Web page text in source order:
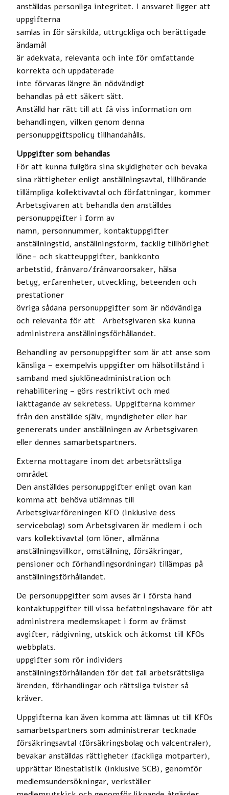
anställdas personliga integritet. I ansvaret ligger att
uppgifterna
samlas in för särskilda, uttryckliga och berättigade
ändamål
är adekvata, relevanta och inte för omfattande
korrekta och uppdaterade
inte förvaras längre än nödvändigt
behandlas på ett säkert sätt.
Anställd har rätt till att få viss information om
behandlingen, vilken genom denna
personuppgiftspolicy tillhandahålls.
Uppgifter som behandlas
För att kunna fullgöra sina skyldigheter och bevaka
sina rättigheter enligt anställningsavtal, tillhörande
tillämpliga kollektivavtal och författningar, kommer
Arbetsgivaren att behandla den anställdes
personuppgifter i form av
namn, personnummer, kontaktuppgifter
anställningstid, anställningsform, facklig tillhörighet
löne- och skatteuppgifter, bankkonto
arbetstid, frånvaro/frånvaroorsaker, hälsa
betyg, erfarenheter, utveckling, beteenden och
prestationer
övriga sådana personuppgifter som är nödvändiga
och relevanta för att Arbetsgivaren ska kunna
administrera anställningsförhållandet.
Behandling av personuppgifter som är att anse som
känsliga – exempelvis uppgifter om hälsotillstånd i
samband med sjuklöneadministration och
rehabilitering – görs restriktivt och med
iakttagande av sekretess. Uppgifterna kommer
från den anställde själv, myndigheter eller har
genererats under anställningen av Arbetsgivaren
eller dennes samarbetspartners.
Externa mottagare inom det arbetsrättsliga
området
Den anställdes personuppgifter enligt ovan kan
komma att behöva utlämnas till
Arbetsgivarföreningen KFO (inklusive dess
servicebolag) som Arbetsgivaren är medlem i och
vars kollektivavtal (om löner, allmänna
anställningsvillkor, omställning, försäkringar,
pensioner och förhandlingsordningar) tillämpas på
anställningsförhållandet.
De personuppgifter som avses är i första hand
kontaktuppgifter till vissa befattningshavare för att
administrera medlemskapet i form av främst
avgifter, rådgivning, utskick och åtkomst till KFOs
webbplats.
uppgifter som rör individers
anställningsförhållanden för det fall arbetsrättsliga
ärenden, förhandlingar och rättsliga tvister så
kräver.
Uppgifterna kan även komma att lämnas ut till KFOs
samarbetspartners som administrerar tecknade
försäkringsavtal (försäkringsbolag och valcentraler),
bevakar anställdas rättigheter (fackliga motparter),
upprättar lönestatistik (inklusive SCB), genomför
medlemsundersökningar, verkställer